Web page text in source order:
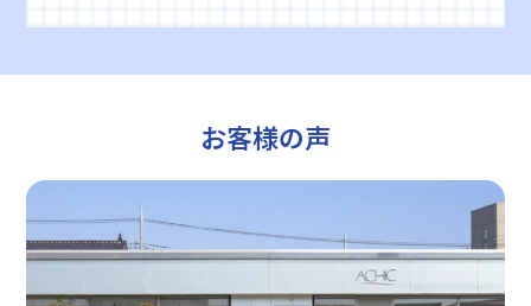
お客様の声